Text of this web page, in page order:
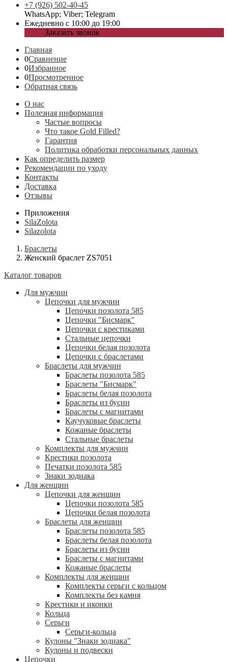
+7 (926) 502-40-45
WhatsApp; Viber; Telegram
Ежедневно с 10:00 до 19:00
Заказать звонок
Главная
0Сравнение
0Избранное
0Просмотренное
Обратная связь
О нас
Полезная информация
Частые вопросы
Что такое Gold Filled?
Гарантия
Политика обработки персональных данных
Как определить размер
Рекомендации по уходу
Контакты
Доставка
Отзывы
Приложения
SilaZolota
Silazolota
Браслеты
Женский браслет ZS7051
Каталог товаров
Для мужчин
Цепочки для мужчин
Цепочки позолота 585
Цепочки "Бисмарк"
Цепочки с крестиками
Стальные цепочки
Цепочки белая позолота
Цепочки с браслетами
Браслеты для мужчин
Браслеты позолота 585
Браслеты "Бисмарк"
Браслеты белая позолота
Браслеты из бусин
Браслеты с магнитами
Каучуковые браслеты
Кожаные браслеты
Стальные браслеты
Комплекты для мужчин
Крестики позолота
Печатки позолота 585
Знаки зодиака
Для женщин
Цепочки для женщин
Цепочки позолота 585
Цепочки белая позолота
Браслеты для женщин
Браслеты позолота 585
Браслеты белая позолота
Браслеты из бусин
Браслеты с магнитами
Кожаные браслеты
Комплекты для женщин
Комплекты серьги с кольцом
Комплекты без камня
Крестики и иконки
Кольца
Серьги
Серьги-кольца
Кулоны "Знаки зодиака"
Кулоны и подвески
Цепочки